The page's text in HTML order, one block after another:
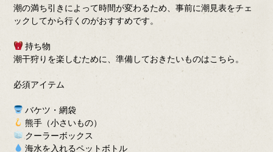
潮の満ち引きによって時間が変わるため、事前に潮見表をチェ
ックしてから行くのがおすすめです。
持ち物
潮干狩りを楽しむために、準備しておきたいものはこちら。
必須アイテム
バケツ・網袋
熊手（小さいもの）
クーラーボックス
海水を入れるペットボトル